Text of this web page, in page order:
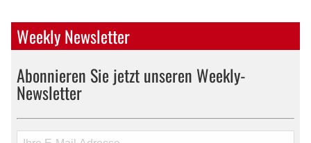
Weekly Newsletter
Abonnieren Sie jetzt unseren Weekly-
Newsletter